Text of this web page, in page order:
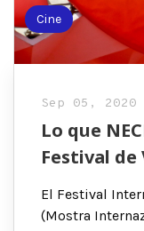
Cine
Sep 05, 2020
Lo que
Festival de
El Festival
(Mostra